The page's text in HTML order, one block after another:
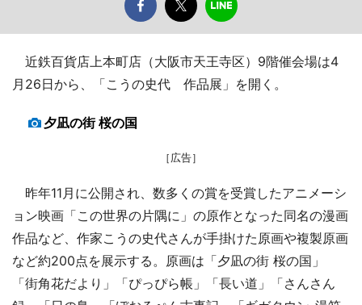
近鉄百貨店上本町店（大阪市天王寺区）9階催会場は4
月26日から、「こうの史代 作品展」を開く。
夕凪の街 桜の国
［広告］
昨年11月に公開され、数多くの賞を受賞したアニメーシ
ョン映画「この世界の片隅に」の原作となった同名の漫画
作品など、作家こうの史代さんが手掛けた原画や複製原画
など約200点を展示する。原画は「夕凪の街 桜の国」
「街角花だより」「ぴっぴら帳」「長い道」「さんさん